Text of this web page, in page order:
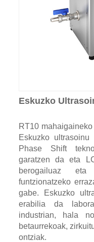
Eskuzko
RT10
Eskuzko
Phase Shift
garatzen da eta
berogailuaz
funtzionatzeko
gabe. Eskuzko
erabilia da
industrian, hala
betaurrekoak,
ontziak.